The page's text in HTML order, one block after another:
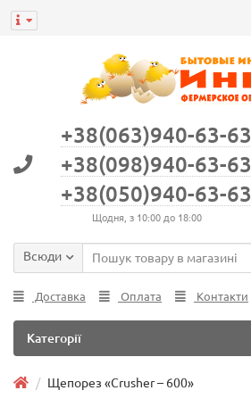
+38(063)940-63-63
+38(098)940-63-63
+38(050)940-63-63
Щодня, з 10:00 до 18:00
Всюди
Доставка Оплата Контакти
Категорії
Щепорез «Сrusher – 600»